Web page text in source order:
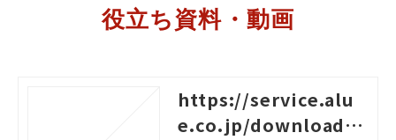
役立ち資料・動画
https://service.alu
e.co.jp/download/3